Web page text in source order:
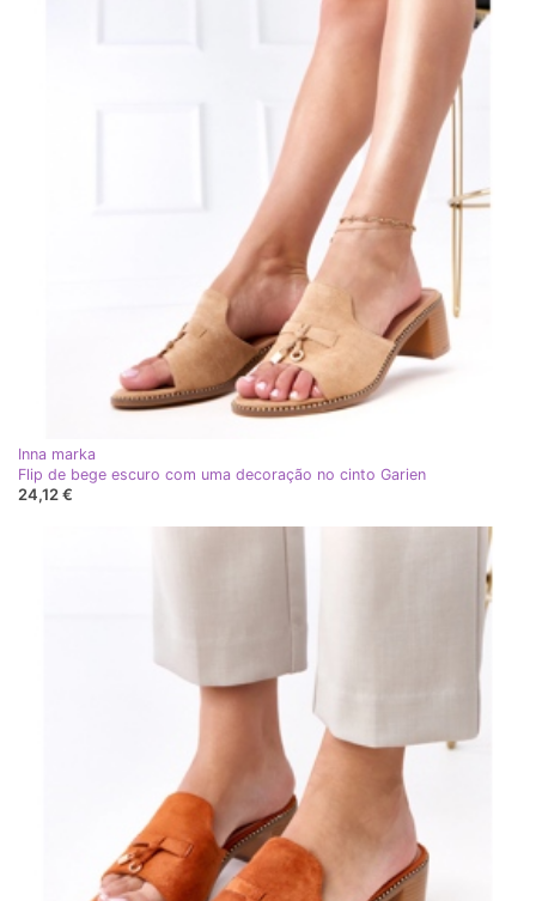
Inna marka
Flip de bege escuro com uma decoração no cinto Garien
24,12 €